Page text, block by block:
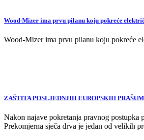
Wood-Mizer ima prvu pilanu koju pokreće
Wood-Mizer ima prvu pilanu koju pokreće
ZAŠTITA POSLJEDNJIH EUROPSKIH
Nakon najave pokretanja pravnog
Prekomjerna sječa drva je jedan od velikih